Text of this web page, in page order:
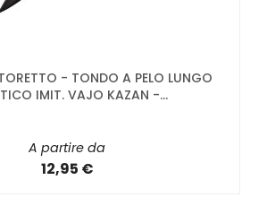
- TONDO A PELO LUNGO
IMIT. VAJO KAZAN -...
A partire da
12,95 €